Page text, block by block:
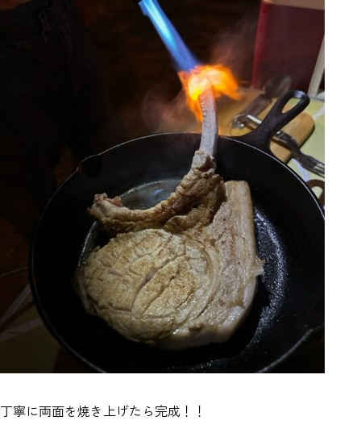
丁寧に両面を焼き上げたら完成！！